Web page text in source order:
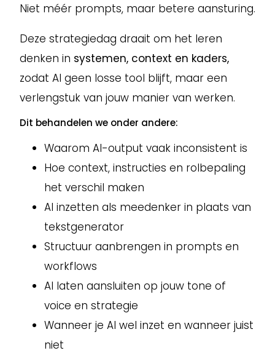
Niet méér prompts, maar betere aansturing.
Deze strategiedag draait om het leren
denken in systemen, context en kaders,
zodat AI geen losse tool blijft, maar een
verlengstuk van jouw manier van werken.
Dit behandelen we onder andere:
Waarom AI-output vaak inconsistent is
Hoe context, instructies en rolbepaling
het verschil maken
AI inzetten als meedenker in plaats van
tekstgenerator
Structuur aanbrengen in prompts en
workflows
AI laten aansluiten op jouw tone of
voice en strategie
Wanneer je AI wel inzet en wanneer juist
niet